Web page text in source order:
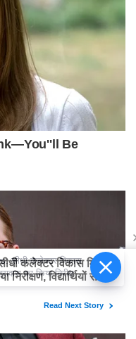
सीधी कलेक्टर विकास
का किया निरीक्षण,
किया रात्रि भोजन